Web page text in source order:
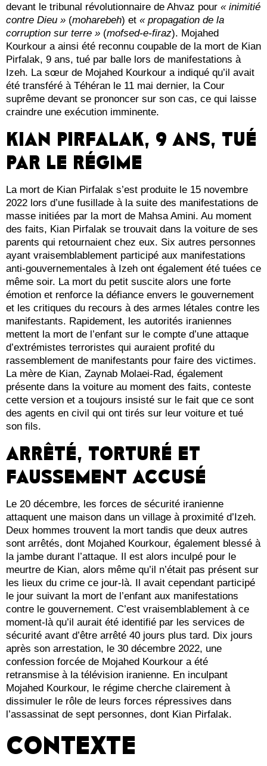
devant le tribunal révolutionnaire de Ahvaz pour « inimitié
contre Dieu » (moharebeh) et « propagation de la
corruption sur terre » (mofsed-e-firaz). Mojahed
Kourkour a ainsi été reconnu coupable de la mort de Kian
Pirfalak, 9 ans, tué par balle lors de manifestations à
Izeh. La sœur de Mojahed Kourkour a indiqué qu’il avait
été transféré à Téhéran le 11 mai dernier, la Cour
suprême devant se prononcer sur son cas, ce qui laisse
craindre une exécution imminente.
KIAN PIRFALAK, 9 ANS, TUÉ
PAR LE RÉGIME
La mort de Kian Pirfalak s’est produite le 15 novembre
2022 lors d’une fusillade à la suite des manifestations de
masse initiées par la mort de Mahsa Amini. Au moment
des faits, Kian Pirfalak se trouvait dans la voiture de ses
parents qui retournaient chez eux. Six autres personnes
ayant vraisemblablement participé aux manifestations
anti-gouvernementales à Izeh ont également été tuées ce
même soir. La mort du petit suscite alors une forte
émotion et renforce la défiance envers le gouvernement
et les critiques du recours à des armes létales contre les
manifestants. Rapidement, les autorités iraniennes
mettent la mort de l’enfant sur le compte d’une attaque
d’extrémistes terroristes qui auraient profité du
rassemblement de manifestants pour faire des victimes.
La mère de Kian, Zaynab Molaei-Rad, également
présente dans la voiture au moment des faits, conteste
cette version et a toujours insisté sur le fait que ce sont
des agents en civil qui ont tirés sur leur voiture et tué
son fils.
ARRÊTÉ, TORTURÉ ET
FAUSSEMENT ACCUSÉ
Le 20 décembre, les forces de sécurité iranienne
attaquent une maison dans un village à proximité d’Izeh.
Deux hommes trouvent la mort tandis que deux autres
sont arrêtés, dont Mojahed Kourkour, également blessé à
la jambe durant l’attaque. Il est alors inculpé pour le
meurtre de Kian, alors même qu’il n’était pas présent sur
les lieux du crime ce jour-là. Il avait cependant participé
le jour suivant la mort de l’enfant aux manifestations
contre le gouvernement. C’est vraisemblablement à ce
moment-là qu’il aurait été identifié par les services de
sécurité avant d’être arrêté 40 jours plus tard. Dix jours
après son arrestation, le 30 décembre 2022, une
confession forcée de Mojahed Kourkour a été
retransmise à la télévision iranienne. En inculpant
Mojahed Kourkour, le régime cherche clairement à
dissimuler le rôle de leurs forces répressives dans
l’assassinat de sept personnes, dont Kian Pirfalak.
CONTEXTE